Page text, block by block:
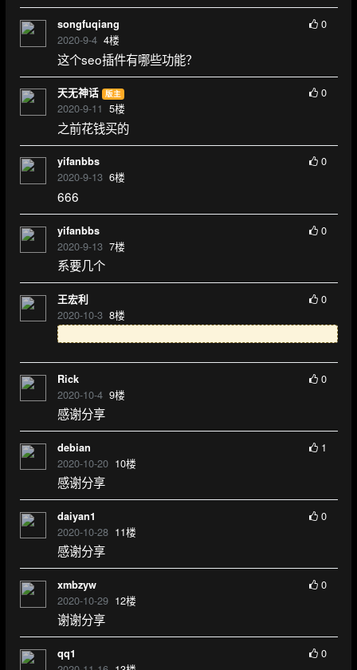
songfuqiang
2020-9-4 4楼
0
这个seo插件有哪些功能？
天无神话 版主
2020-9-11 5楼
0
之前花钱买的
yifanbbs
2020-9-13 6楼
0
666
yifanbbs
2020-9-13 7楼
0
系要几个
王宏利
2020-10-3 8楼
0
Rick
2020-10-4 9楼
0
感谢分享
debian
2020-10-20 10楼
1
感谢分享
daiyan1
2020-10-28 11楼
0
感谢分享
xmbzyw
2020-10-29 12楼
0
谢谢分享
qq1 0